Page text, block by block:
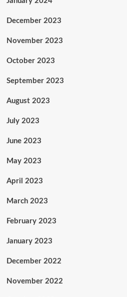
December 2023
November 2023
October 2023
September 2023
August 2023
July 2023
June 2023
May 2023
April 2023
March 2023
February 2023
January 2023
December 2022
November 2022